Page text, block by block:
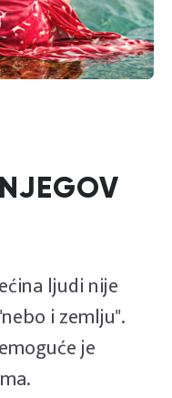
ljudi nije
i zemlju".
je